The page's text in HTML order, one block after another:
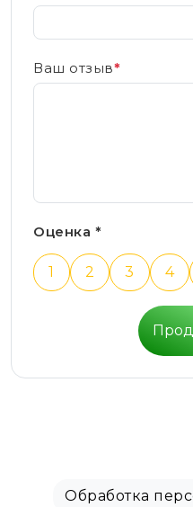
Ваш отзыв*
Оценка *
1 2 3 4
Обработка